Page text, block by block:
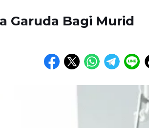
Garuda Bagi Murid